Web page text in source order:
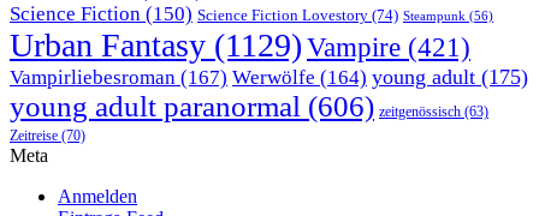
Science Fiction (150) Science Fiction Lovestory (74) Steampunk (56)
Urban Fantasy (1129) Vampire (421)
Vampirliebesroman (167) Werwölfe (164) young adult (175)
young adult paranormal (606) zeitgenössisch (63)
Zeitreise (70)
Meta
Anmelden